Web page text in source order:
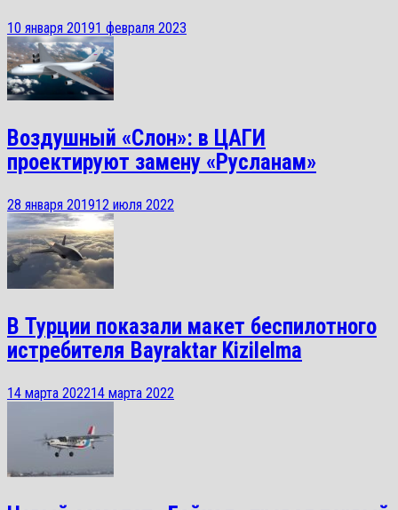
10 января 20191 февраля 2023
Воздушный «Слон»: в ЦАГИ
проектируют замену «Русланам»
28 января 201912 июля 2022
В Турции показали макет беспилотного
истребителя Bayraktar Kizilelma
14 марта 202214 марта 2022